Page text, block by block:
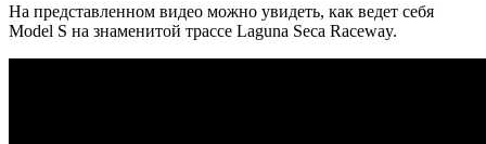
На представленном видео можно увидеть, как ведет себя
Model S на знаменитой трассе Laguna Seca Raceway.